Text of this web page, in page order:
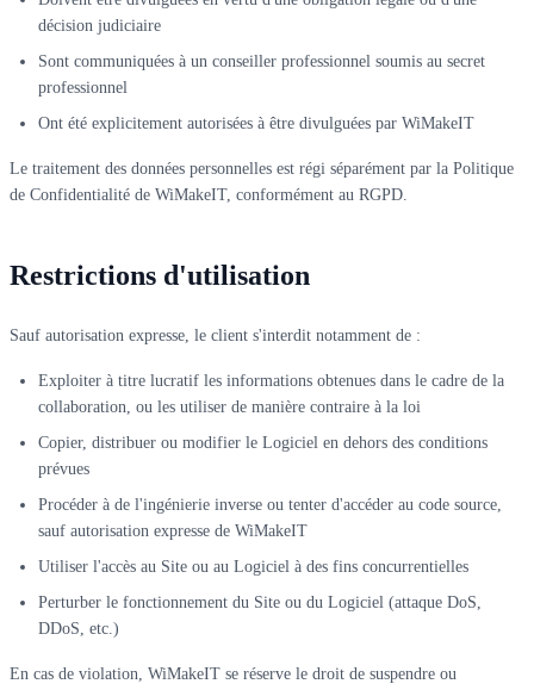
décision judiciaire
Sont communiquées à un conseiller professionnel soumis au secret
professionnel
Ont été explicitement autorisées à être divulguées par WiMakeIT
Le traitement des données personnelles est régi séparément par la Politique
de Confidentialité de WiMakeIT, conformément au RGPD.
Restrictions d'utilisation
Sauf autorisation expresse, le client s'interdit notamment de :
Exploiter à titre lucratif les informations obtenues dans le cadre de la
collaboration, ou les utiliser de manière contraire à la loi
Copier, distribuer ou modifier le Logiciel en dehors des conditions
prévues
Procéder à de l'ingénierie inverse ou tenter d'accéder au code source,
sauf autorisation expresse de WiMakeIT
Utiliser l'accès au Site ou au Logiciel à des fins concurrentielles
Perturber le fonctionnement du Site ou du Logiciel (attaque DoS,
DDoS, etc.)
En cas de violation, WiMakeIT se réserve le droit de suspendre ou